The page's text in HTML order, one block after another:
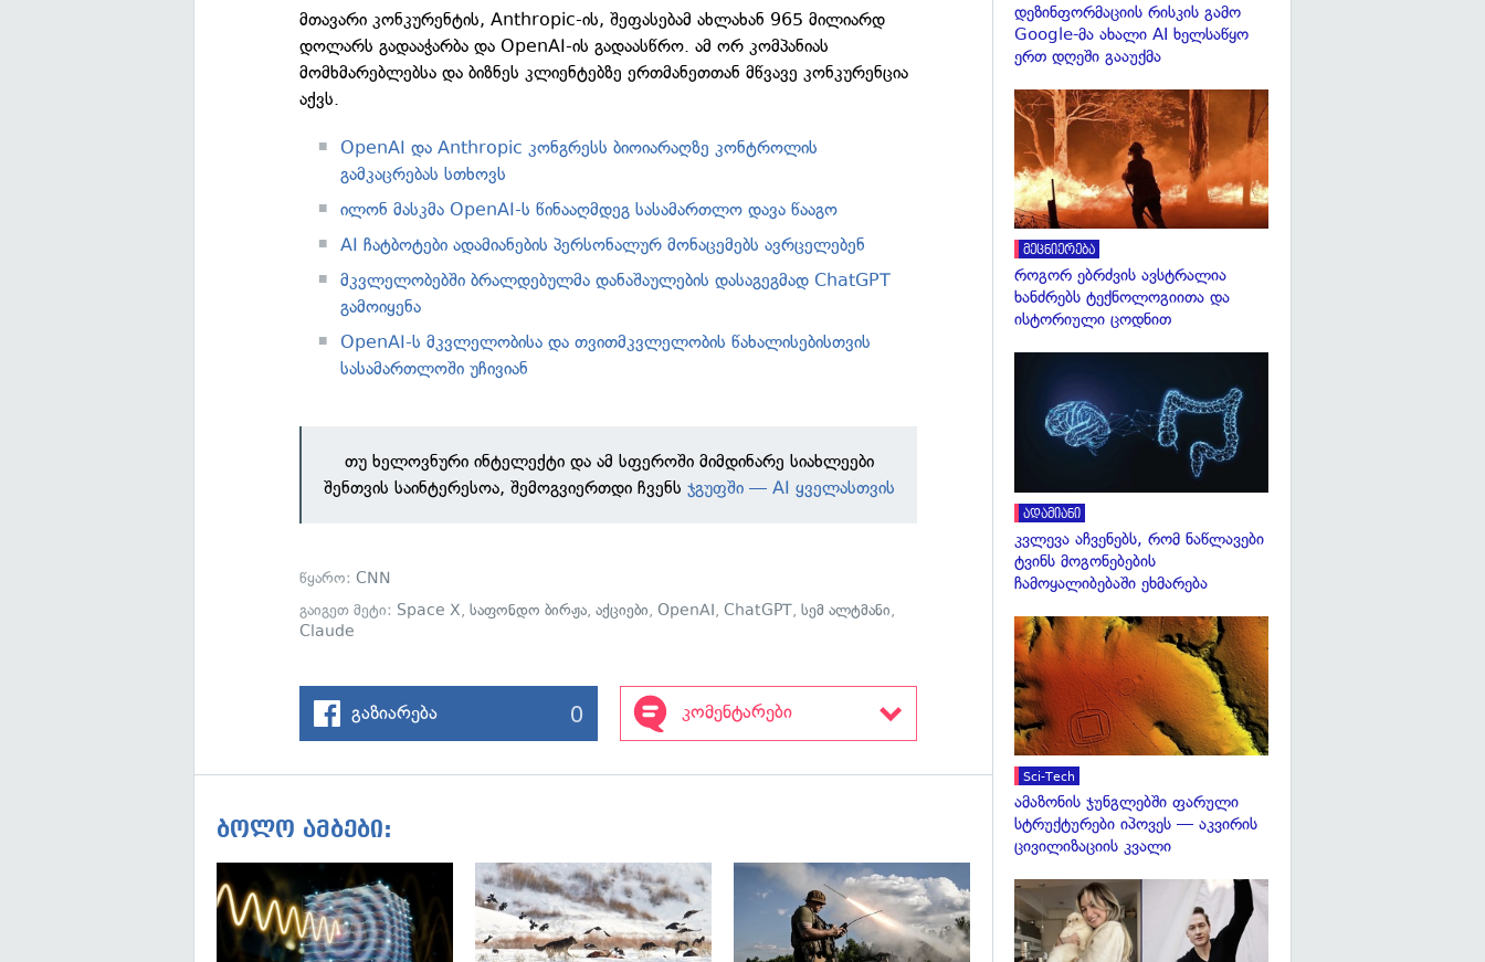
მთავარი კონკურენტის, Anthropic-ის, შეფასებამ ახლახან 965 მილიარდ
დოლარს გადააჭარბა და OpenAI-ის გადაასწრო. ამ ორ კომპანიას
მომხმარებლებსა და ბიზნეს კლიენტებზე ერთმანეთთან მწვავე კონკურენცია
აქვს.
OpenAI და Anthropic კონგრესს ბიოიარაღზე კონტროლის
გამკაცრებას სთხოვს
ილონ მასკმა OpenAI-ს წინააღმდეგ სასამართლო დავა წააგო
AI ჩატბოტები ადამიანების პერსონალურ მონაცემებს ავრცელებენ
მკვლელობებში ბრალდებულმა დანაშაულების დასაგეგმად ChatGPT
გამოიყენა
OpenAI-ს მკვლელობისა და თვითმკვლელობის წახალისებისთვის
სასამართლოში უჩივიან
თუ ხელოვნური ინტელექტი და ამ სფეროში მიმდინარე სიახლეები
შენთვის საინტერესოა, შემოგვიერთდი ჩვენსჯგუფში — AI ყველასთვის
წყარო:CNN
გაიგეთ მეტი: Space X,საფონდო ბირჟა,აქციები,OpenAI,ChatGPT,სემ ალტმანი,
Claude
გაზიარება 0 კომენტარები
ბოლო ამბები:
გადახედვა გადახედვა
დეზინფორმაციის რისკის გამო
Google-მა ახალი AI ხელსაწყო
ერთ დღეში გააუქმა
მეცნიერება
როგორ ებრძვის ავსტრალია
ხანძრებს ტექნოლოგიითა და
ისტორიული ცოდნით
ადამიანი
კვლევა აჩვენებს, რომ ნაწლავები
ტვინს მოგონებების
ჩამოყალიბებაში ეხმარება
Sci-Tech
ამაზონის ჯუნგლებში ფარული
სტრუქტურები იპოვეს — აკვირის
ცივილიზაციის კვალი